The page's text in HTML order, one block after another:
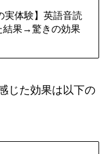
実体験】英語音読
結果→驚きの効果
じた効果は以下の